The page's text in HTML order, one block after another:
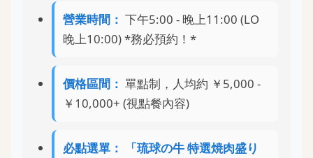
營業時間： 下午5:00 - 晚上11:00 (LO
晚上10:00) *務必預約！*
價格區間： 單點制，人均約 ￥5,000 -
￥10,000+ (視點餐內容)
必點選單：
「琉球の牛 特選焼肉盛り